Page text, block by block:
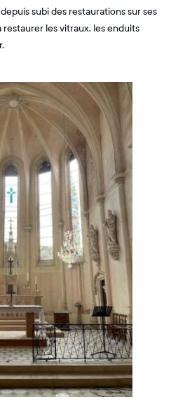
subi des restaurations sur ses
les vitraux, les enduits